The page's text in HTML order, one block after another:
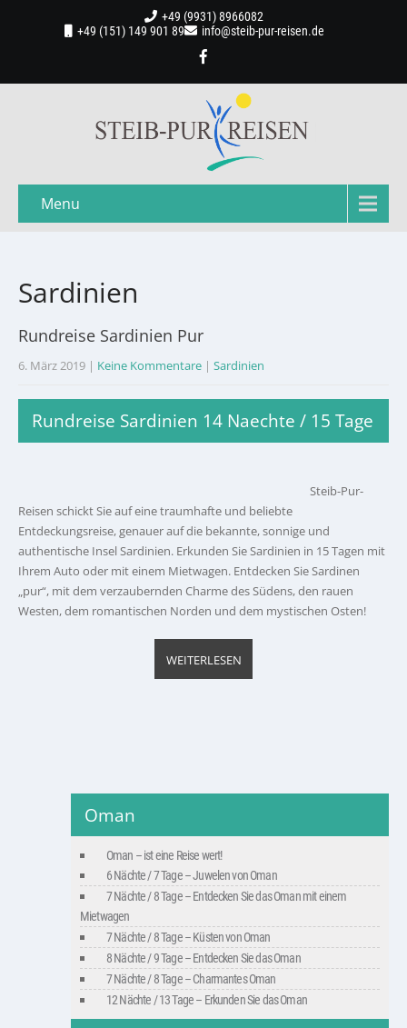
+49 (9931) 8966082
+49 (151) 149 901 89
info@steib-pur-reisen.de
Menu
Sardinien
Rundreise Sardinien Pur
6. März 2019 | Keine Kommentare | Sardinien
Rundreise Sardinien 14 Naechte / 15 Tage
Steib-Pur-
Reisen schickt Sie auf eine traumhafte und beliebte
Entdeckungsreise, genauer auf die bekannte, sonnige und
authentische Insel Sardinien. Erkunden Sie Sardinien in 15 Tagen mit
Ihrem Auto oder mit einem Mietwagen. Entdecken Sie Sardinen
„pur“, mit dem verzaubernden Charme des Südens, den rauen
Westen, dem romantischen Norden und dem mystischen Osten!
WEITERLESEN
Oman
Oman – ist eine Reise wert!
6 Nächte / 7 Tage – Juwelen von Oman
7 Nächte / 8 Tage – Entdecken Sie das Oman mit einem
Mietwagen
7 Nächte / 8 Tage – Küsten von Oman
8 Nächte / 9 Tage – Entdecken Sie das Oman
7 Nächte / 8 Tage – Charmantes Oman
12 Nächte / 13 Tage – Erkunden Sie das Oman